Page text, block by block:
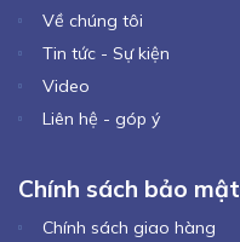
Về chúng tôi
Tin tức - Sự kiện
Video
Liên hệ - góp ý
Chính sách bảo mật
Chính sách giao hàng